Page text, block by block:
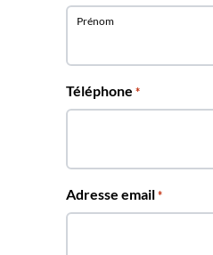
Prénom
Téléphone *
Adresse email *